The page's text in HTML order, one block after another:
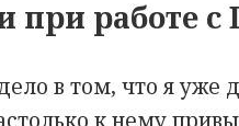
при работе с
в том, что я уже